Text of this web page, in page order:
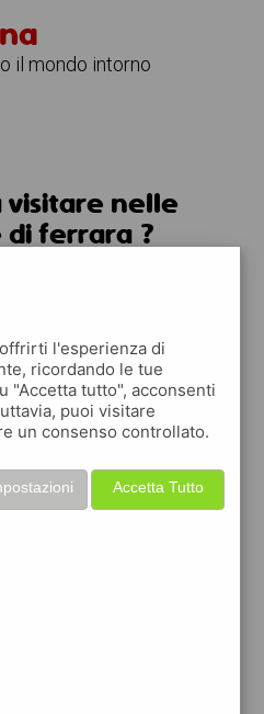
il mondo intorno
visitare nelle
di ferrara ?
l'esperienza di
ricordando le tue
"Accetta tutto", acconsenti
puoi visitare
un consenso controllato.
Accetta Tutto